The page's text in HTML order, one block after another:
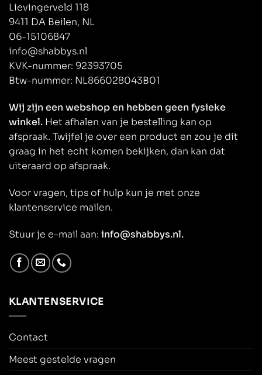
Lievingerveld 118
9411 DA Beilen, NL
06-15106847
info@shabbys.nl
KVK-nummer: 92393705
Btw-nummer: NL866028043B01
Wij zijn een webshop en hebben geen fysieke
winkel. Het afhalen van je bestelling kan op
afspraak. Twijfel je over een product en zou je dit
graag in het echt komen bekijken, dan kan dat
uiteraard op afspraak.
Voor vragen, tips of hulp kun je met onze
klantenservice mailen.
Stuur je e-mail aan: info@shabbys.nl.
KLANTENSERVICE
Contact
Meest gestelde vragen